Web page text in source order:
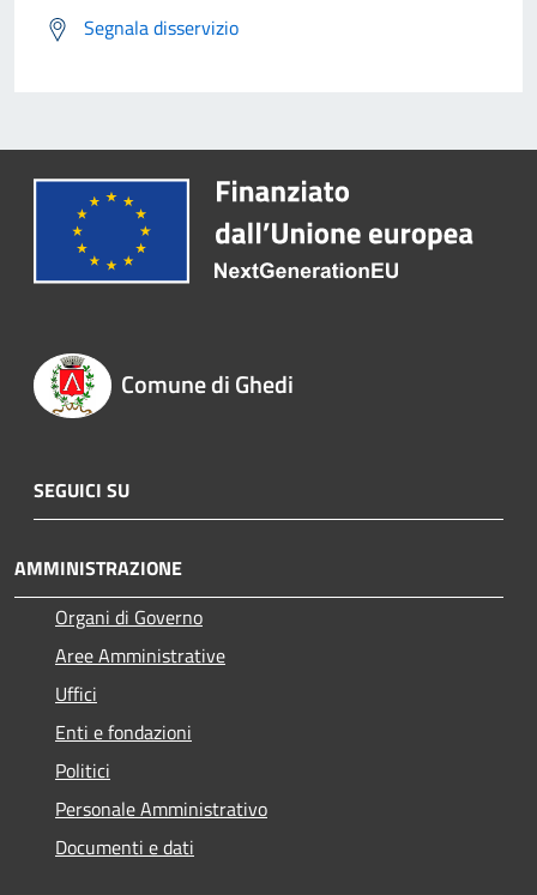
Segnala disservizio
Comune di Ghedi
SEGUICI SU
AMMINISTRAZIONE
Organi di Governo
Aree Amministrative
Uffici
Enti e fondazioni
Politici
Personale Amministrativo
Documenti e dati